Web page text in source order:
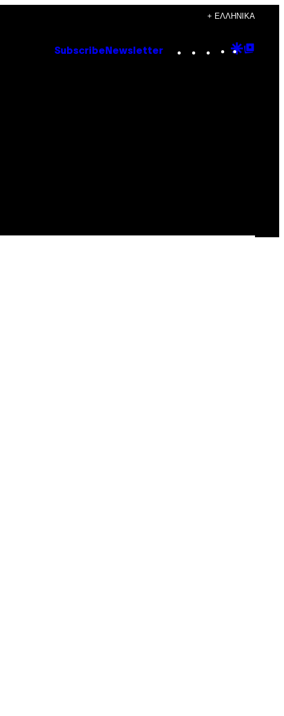
+ ΕΛΛΗΝΙΚΆ
Subscribe Newsletter Instagram
TikTok
YouTube
Google